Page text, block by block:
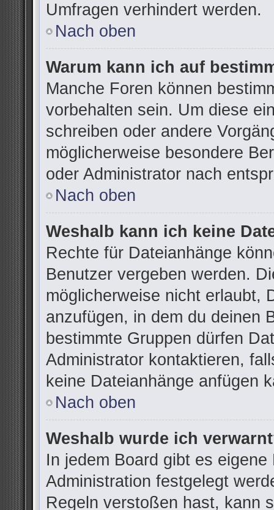
Umfragen verhindert werden.
Nach oben
Warum kann ich auf
Manche Foren können
vorbehalten sein. Um diese
schreiben oder andere
möglicherweise besondere
oder Administrator nach
Nach oben
Weshalb kann ich keine
Rechte für Dateianhänge
Benutzer vergeben werden.
möglicherweise nicht erlaubt,
anzufügen, in dem du deinen
bestimmte Gruppen dürfen
Administrator kontaktieren,
keine Dateianhänge anfügen
Nach oben
Weshalb wurde ich
In jedem Board gibt es
Administration festgelegt
Regeln verstoßen hast, kann